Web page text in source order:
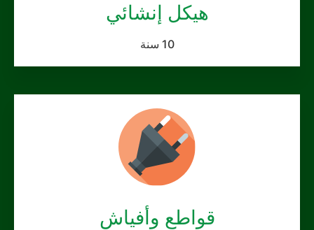
هيكل إنشائي
10 سنة
قواطع وأفياش